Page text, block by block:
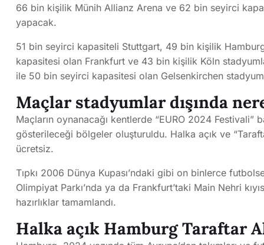
66 bin kişilik Münih Allianz Arena ve 62 bin seyirci
yapacak.
51 bin seyirci kapasiteli Stuttgart, 49 bin kişilik
kapasitesi olan Frankfurt ve 43 bin kişilik Köln
ile 50 bin seyirci kapasitesi olan Gelsenkirchen
Maçlar stadyumlar dışında
Maçların oynanacağı kentlerde “EURO 2024 Festivali”
gösterileceği bölgeler oluşturuldu. Halka açık ve
ücretsiz.
Tıpkı 2006 Dünya Kupası’ndaki gibi on binlerce
Olimpiyat Parkı’nda ya da Frankfurt’taki Main Nehri
hazırlıklar tamamlandı.
Halka açık Hamburg Taraftar